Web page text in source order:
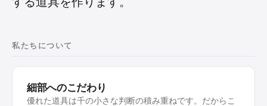
こだわりがありました。彼の本来の仕事であるプロジ
させることにしたのです。これが Merlin の始まりで
した。
2004 年 4 月 9 日、開発者 Frank Illenberger とのキ
私たちについて
細部へのこだわり
優れた道具は千の小さな判断の積み重ねです。だからこ